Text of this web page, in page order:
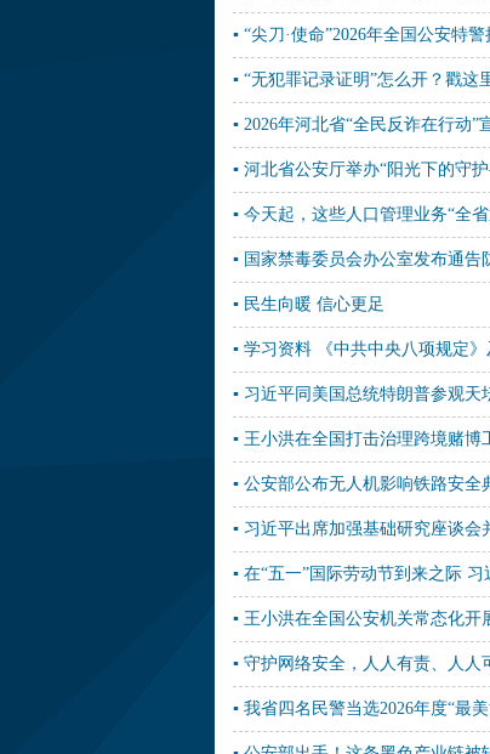
▪ “尖刀·使命”2026年全国公安特
▪ “无犯罪记录证明”怎么开？戳这
▪ 2026年河北省“全民反诈在行动”
▪ 河北省公安厅举办“阳光下的守
▪ 今天起，这些人口管理业务“全
▪ 国家禁毒委员会办公室发布通
▪ 民生向暖 信心更足
▪ 学习资料 《中共中央八项规定
▪ 习近平同美国总统特朗普参观天
▪ 王小洪在全国打击治理跨境赌
▪ 公安部公布无人机影响铁路安全
▪ 习近平出席加强基础研究座谈会
▪ 在“五一”国际劳动节到来之际
▪ 王小洪在全国公安机关常态化
▪ 守护网络安全，人人有责、人人
▪ 我省四名民警当选2026年度“最美